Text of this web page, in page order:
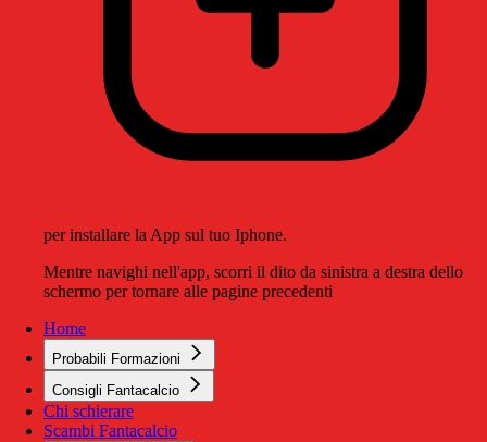
per installare la App sul tuo Iphone.
Mentre navighi nell'app, scorri il dito da sinistra a destra dello
schermo per tornare alle pagine precedenti
Home
Probabili Formazioni
Consigli Fantacalcio
Chi schierare
Scambi Fantacalcio